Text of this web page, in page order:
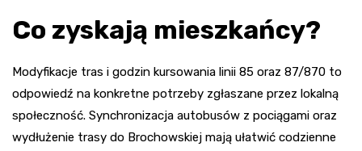
Co zyskają mieszkańcy?
Modyfikacje tras i godzin kursowania linii 85 oraz 87/870 to
odpowiedź na konkretne potrzeby zgłaszane przez lokalną
społeczność. Synchronizacja autobusów z pociągami oraz
wydłużenie trasy do Brochowskiej mają ułatwić codzienne